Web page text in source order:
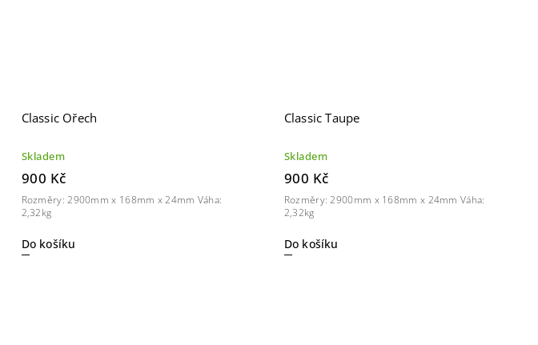
Classic Ořech
Skladem
900 Kč
Do košíku
Rozměry: 2900mm x 168mm x 24mm Váha:
2,32kg
Classic Taupe
Skladem
900 Kč
Do košíku
Rozměry: 2900mm x 168mm x 24mm Váha:
2,32kg